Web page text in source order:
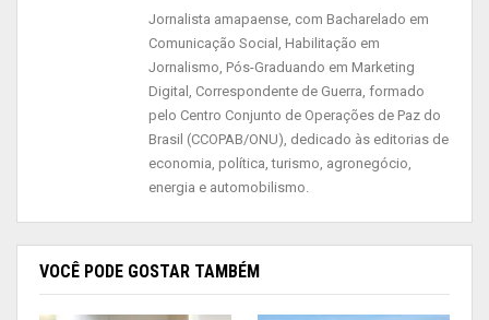
Investigação
A investigação teve início em dezembro de 2020,
dois dias antes das eleições municipais em
Macapá. De acordo com a PF, à época um
homem foi surpreendido em residência, no bairro
Jardim Equatorial, com diversas cestas básicas,
dinheiro em espécie e farto material de
Jornalista amapaense, com Bacharelado em
Comunicação Social, Habilitação em
Jornalismo, Pós-Graduando em Marketing
Digital, Correspondente de Guerra, formado
pelo Centro Conjunto de Operações de Paz do
Brasil (CCOPAB/ONU), dedicado às editorias de
economia, política, turismo, agronegócio,
energia e automobilismo.
VOCÊ PODE GOSTAR TAMBÉM